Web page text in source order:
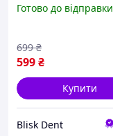
Монопучкова щітка,
Мірадент
Готово до відправки
599₴
699 ₴
Купити
Blisk Dent